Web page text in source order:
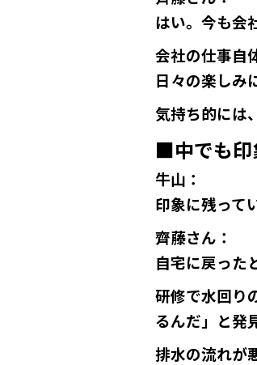
はい。今も会
会社の仕事自
日々の楽しみ
気持ち的には
■中でも印
牛山 ：
印象に残って
齊藤さん ：
自宅に戻った
研修で水回り
るんだ」と発
排水の流れが